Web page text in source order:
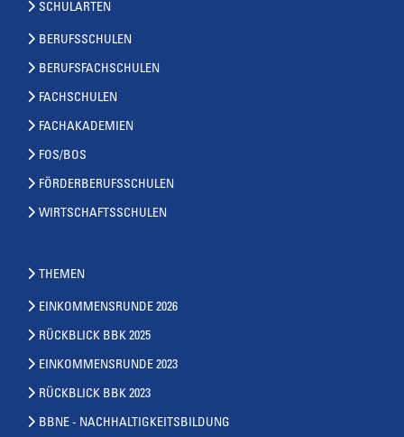
SCHULARTEN
BERUFSSCHULEN
BERUFSFACHSCHULEN
FACHSCHULEN
FACHAKADEMIEN
FOS/BOS
FÖRDERBERUFSSCHULEN
WIRTSCHAFTSSCHULEN
THEMEN
EINKOMMENSRUNDE 2026
RÜCKBLICK BBK 2025
EINKOMMENSRUNDE 2023
RÜCKBLICK BBK 2023
BBNE - NACHHALTIGKEITSBILDUNG